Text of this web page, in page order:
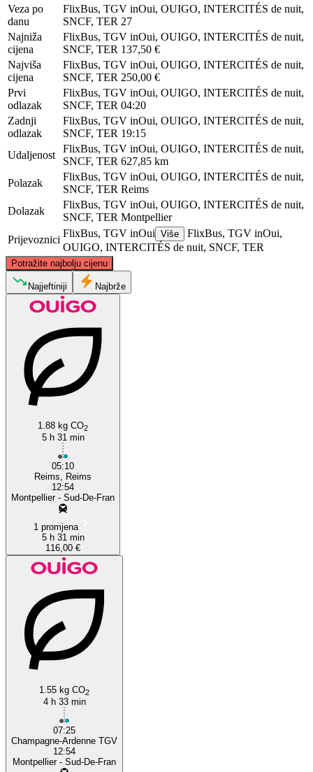
Veza po
danu
FlixBus, TGV inOui, OUIGO, INTERCITÉS de nuit,
SNCF, TER 27
Najniža
cijena
FlixBus, TGV inOui, OUIGO, INTERCITÉS de nuit,
SNCF, TER 137,50 €
Najviša
cijena
FlixBus, TGV inOui, OUIGO, INTERCITÉS de nuit,
SNCF, TER 250,00 €
Prvi
odlazak
FlixBus, TGV inOui, OUIGO, INTERCITÉS de nuit,
SNCF, TER 04:20
Zadnji
odlazak
FlixBus, TGV inOui, OUIGO, INTERCITÉS de nuit,
SNCF, TER 19:15
Udaljenost
FlixBus, TGV inOui, OUIGO, INTERCITÉS de nuit,
SNCF, TER 627,85 km
Polazak
FlixBus, TGV inOui, OUIGO, INTERCITÉS de nuit,
SNCF, TER Reims
Dolazak
FlixBus, TGV inOui, OUIGO, INTERCITÉS de nuit,
SNCF, TER Montpellier
Prijevoznici
FlixBus, TGV inOui Više
FlixBus, TGV inOui,
OUIGO, INTERCITÉS de nuit, SNCF, TER
Potražite najbolju cijenu
©CARTO, ©OpenStreetMapcontributors
Najjeftiniji Najbrže
1.88 kg CO2
5 h 31 min
05:10
Reims, Reims
12:54
Montpellier - Sud-De-Fran
1 promjena
5 h 31 min
116,00 €
1.55 kg CO2
4 h 33 min
07:25
Champagne-Ardenne TGV
12:54
Montpellier - Sud-De-Fran